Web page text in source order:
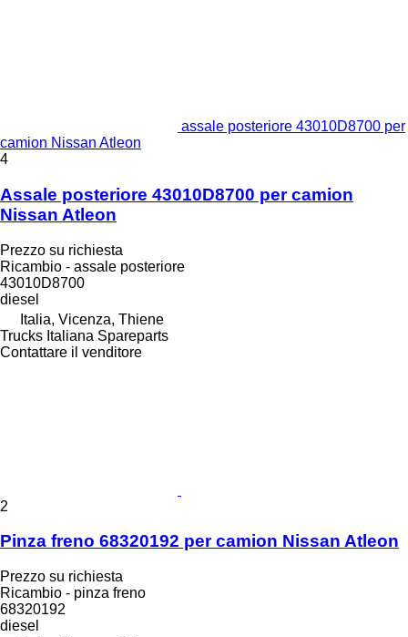
assale posteriore 43010D8700 per
camion Nissan Atleon
4
Assale posteriore 43010D8700 per camion
Nissan Atleon
Prezzo su richiesta
Ricambio - assale posteriore
43010D8700
diesel
Italia, Vicenza, Thiene
Trucks Italiana Spareparts
Contattare il venditore
2
Pinza freno 68320192 per camion Nissan Atleon
Prezzo su richiesta
Ricambio - pinza freno
68320192
diesel